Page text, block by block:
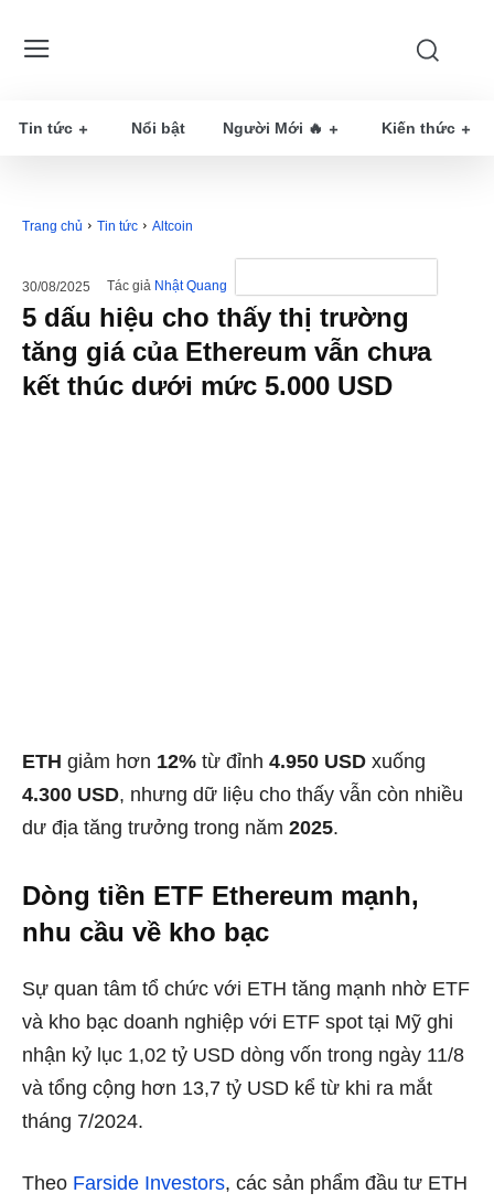
Tin tức Nổi bật Người Mới 🔥 Kiến thức
Trang chủ Tin tức Altcoin
30/08/2025 Tác giả Nhật Quang
5 dấu hiệu cho thấy thị trường
tăng giá của Ethereum vẫn chưa
kết thúc dưới mức 5.000 USD
ETH giảm hơn 12% từ đỉnh 4.950 USD xuống
4.300 USD, nhưng dữ liệu cho thấy vẫn còn nhiều
dư địa tăng trưởng trong năm 2025.
Dòng tiền ETF Ethereum mạnh,
nhu cầu về kho bạc
Sự quan tâm tổ chức với ETH tăng mạnh nhờ ETF
và kho bạc doanh nghiệp với ETF spot tại Mỹ ghi
nhận kỷ lục 1,02 tỷ USD dòng vốn trong ngày 11/8
và tổng cộng hơn 13,7 tỷ USD kể từ khi ra mắt
tháng 7/2024.
Theo Farside Investors, các sản phẩm đầu tư ETH